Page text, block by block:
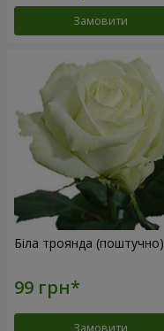
Замовити
Біла троянда (поштучно)